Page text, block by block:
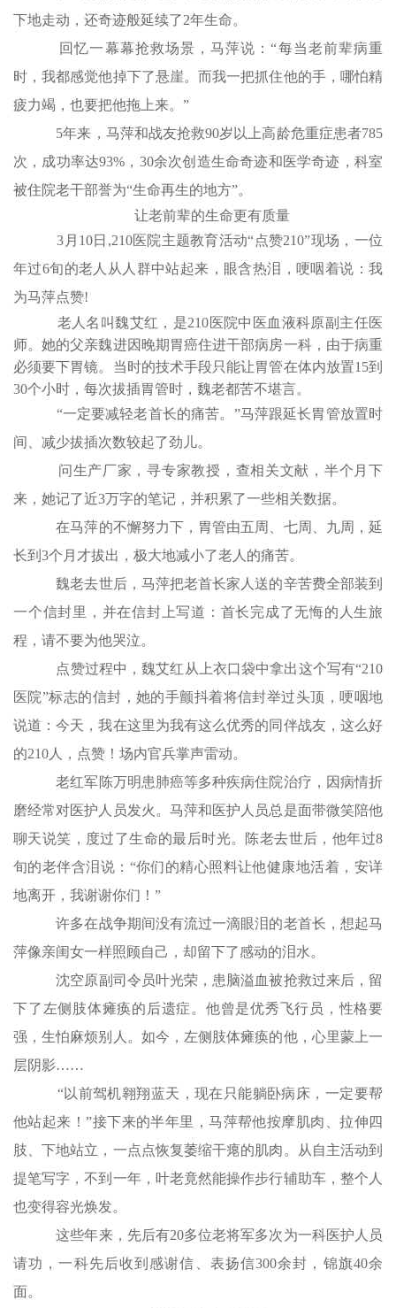
下地走动，还奇迹般延续了2年生命。
回忆一幕幕抢救场景，马萍说：“每当老前辈病重
时，我都感觉他掉下了悬崖。而我一把抓住他的手，哪怕精
疲力竭，也要把他拖上来。”
5年来，马萍和战友抢救90岁以上高龄危重症患者785
次，成功率达93%，30余次创造生命奇迹和医学奇迹，科室
被住院老干部誉为“生命再生的地方”。
让老前辈的生命更有质量
3月10日,210医院主题教育活动“点赞210”现场，一位
年过6旬的老人从人群中站起来，眼含热泪，哽咽着说：我
为马萍点赞!
老人名叫魏艾红，是210医院中医血液科原副主任医
师。她的父亲魏进因晚期胃癌住进干部病房一科，由于病重
必须要下胃镜。当时的技术手段只能让胃管在体内放置15到
30个小时，每次拔插胃管时，魏老都苦不堪言。
“一定要减轻老首长的痛苦。”马萍跟延长胃管放置时
间、减少拔插次数较起了劲儿。
问生产厂家，寻专家教授，查相关文献，半个月下
来，她记了近3万字的笔记，并积累了一些相关数据。
在马萍的不懈努力下，胃管由五周、七周、九周，延
长到3个月才拔出，极大地减小了老人的痛苦。
魏老去世后，马萍把老首长家人送的辛苦费全部装到
一个信封里，并在信封上写道：首长完成了无悔的人生旅
程，请不要为他哭泣。
点赞过程中，魏艾红从上衣口袋中拿出这个写有“210
医院”标志的信封，她的手颤抖着将信封举过头顶，哽咽地
说道：今天，我在这里为我有这么优秀的同伴战友，这么好
的210人，点赞！场内官兵掌声雷动。
老红军陈万明患肺癌等多种疾病住院治疗，因病情折
磨经常对医护人员发火。马萍和医护人员总是面带微笑陪他
聊天说笑，度过了生命的最后时光。陈老去世后，他年过8
旬的老伴含泪说：“你们的精心照料让他健康地活着，安详
地离开，我谢谢你们！”
许多在战争期间没有流过一滴眼泪的老首长，想起马
萍像亲闺女一样照顾自己，却留下了感动的泪水。
沈空原副司令员叶光荣，患脑溢血被抢救过来后，留
下了左侧肢体瘫痪的后遗症。他曾是优秀飞行员，性格要
强，生怕麻烦别人。如今，左侧肢体瘫痪的他，心里蒙上一
层阴影……
“以前驾机翱翔蓝天，现在只能躺卧病床，一定要帮
他站起来！”接下来的半年里，马萍帮他按摩肌肉、拉伸四
肢、下地站立，一点点恢复萎缩干瘪的肌肉。从自主活动到
提笔写字，不到一年，叶老竟然能操作步行辅助车，整个人
也变得容光焕发。
这些年来，先后有20多位老将军多次为一科医护人员
请功，一科先后收到感谢信、表扬信300余封，锦旗40余
面。